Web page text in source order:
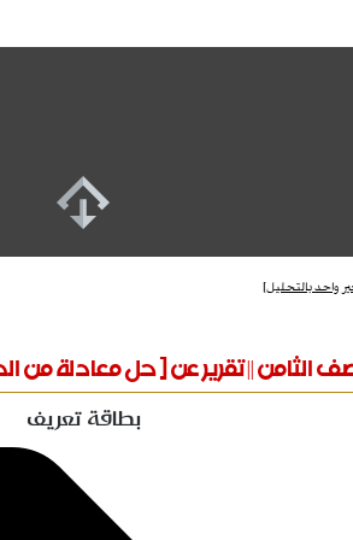
واحد بالتحليل]
الثامن || تقرير عن [ حل معادلة من
بطاقة تعريف